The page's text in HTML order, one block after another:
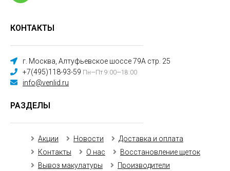
КОНТАКТЫ
г. Москва, Алтуфьевское шоссе 79А стр. 25
+7(495)118-93-59 Пн—Пт 9:00—18:00
info@venlid.ru
РАЗДЕЛЫ
Акции Новости
Доставка и оплата
Контакты
О нас
Восстановление щеток
Вывоз макулатуры
Производители